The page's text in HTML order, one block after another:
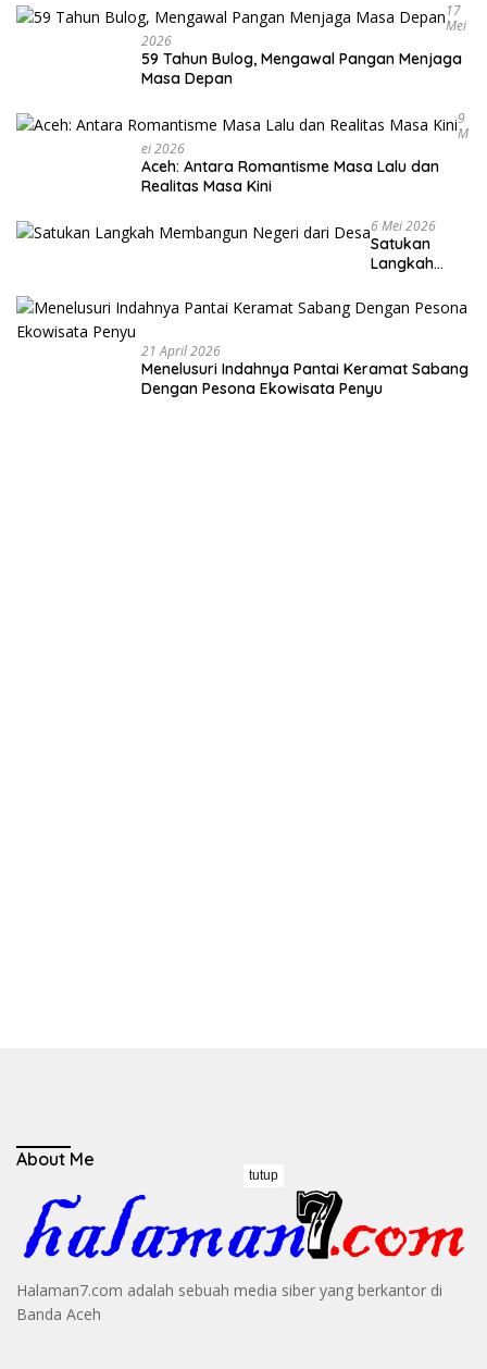
17
Mei
2026
59 Tahun Bulog, Mengawal Pangan Menjaga
Masa Depan
9
M
Ei 2026
Aceh: Antara Romantisme Masa Lalu dan
Realitas Masa Kini
6 Mei 2026
Satukan
Langkah
Negeri dari
Desa
21 April 2026
Menelusuri Indahnya Pantai Keramat Sabang
Dengan Pesona Ekowisata Penyu
About Me
Halaman7.com adalah sebuah media siber yang berkantor di
Banda Aceh
tutup